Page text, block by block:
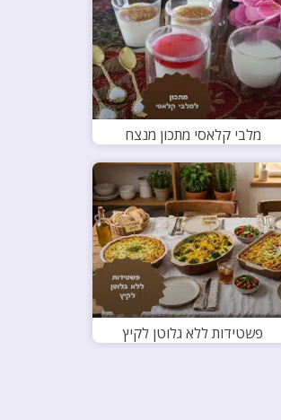
מלבי קלאסי מתכון מנצח
פשטידות ללא גלוטן לקיץ